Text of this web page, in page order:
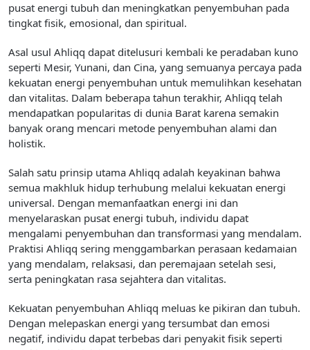
pusat energi tubuh dan meningkatkan penyembuhan pada
tingkat fisik, emosional, dan spiritual.
Asal usul Ahliqq dapat ditelusuri kembali ke peradaban kuno
seperti Mesir, Yunani, dan Cina, yang semuanya percaya pada
kekuatan energi penyembuhan untuk memulihkan kesehatan
dan vitalitas. Dalam beberapa tahun terakhir, Ahliqq telah
mendapatkan popularitas di dunia Barat karena semakin
banyak orang mencari metode penyembuhan alami dan
holistik.
Salah satu prinsip utama Ahliqq adalah keyakinan bahwa
semua makhluk hidup terhubung melalui kekuatan energi
universal. Dengan memanfaatkan energi ini dan
menyelaraskan pusat energi tubuh, individu dapat
mengalami penyembuhan dan transformasi yang mendalam.
Praktisi Ahliqq sering menggambarkan perasaan kedamaian
yang mendalam, relaksasi, dan peremajaan setelah sesi,
serta peningkatan rasa sejahtera dan vitalitas.
Kekuatan penyembuhan Ahliqq meluas ke pikiran dan tubuh.
Dengan melepaskan energi yang tersumbat dan emosi
negatif, individu dapat terbebas dari penyakit fisik seperti